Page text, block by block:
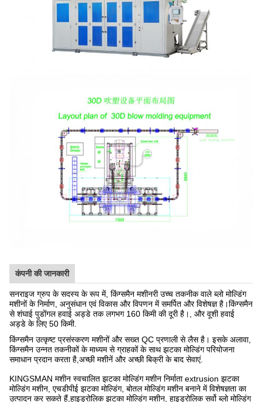
कंपनी की जानकारी
सनराइज ग्रुप के सदस्य के रूप में, किंग्समैन मशीनरी उच्च तकनीक वाले ब्लो मोल्डिंग
मशीनों के निर्माण, अनुसंधान एवं विकास और विपणन में समर्पित और विशेषज्ञ है।किंग्समैन
से शंघाई पुडोंगल हवाई अड्डे तक लगभग 160 किमी की दूरी है।, और वूशी हवाई
अड्डे के लिए 50 किमी.
किंग्समैन उत्कृष्ट प्रसंस्करण मशीनों और सख्त QC प्रणाली से लैस है। इसके अलावा,
किंग्समैन उन्नत तकनीकों के माध्यम से ग्राहकों के साथ झटका मोल्डिंग परियोजना
समाधान प्रदान करता है,अच्छी मशीनें और अच्छी बिक्री के बाद सेवाएं.
KINGSMAN मशीन स्वचालित झटका मोल्डिंग मशीन निर्माता extrusion झटका
मोल्डिंग मशीन, एचडीपीई झटका मोल्डिंग, बोतल मोल्डिंग मशीन बनाने में विशेषज्ञता का
उत्पादन कर सकते हैं,हाइड्रोलिक झटका मोल्डिंग मशीन, हाइड्रोलिक सर्वो ब्लो मोल्डिंग